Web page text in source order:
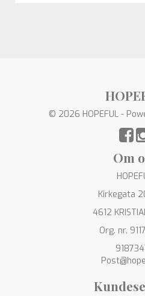
© 2026 HOPEFUL -
Om
Kirkegata
4612
Org. nr.